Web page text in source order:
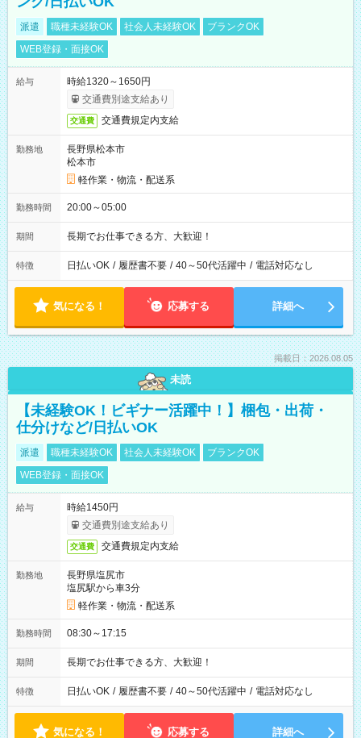
派遣 職種未経験OK 社会人未経験OK
ブランクOK
WEB登録・面接OK
給与
時給1320～1650円
交通費別途支給あり
交通費 交通費規定内支給
勤務地
長野県松本市
松本市
軽作業・物流・配送系
勤務時間 20:00～05:00
期間 長期でお仕事できる方、大歓迎！
特徴 日払いOK / 履歴書不要 / 40～50代活躍中 / 電話対応なし
気になる！ 応募する 詳細へ
掲載日：2026.08.05
未読
【未経験OK！ビギナー活躍中！】梱包・出荷・
仕分けなど/日払いOK
派遣 職種未経験OK 社会人未経験OK
ブランクOK
WEB登録・面接OK
給与
時給1450円
交通費別途支給あり
交通費 交通費規定内支給
勤務地
長野県塩尻市
塩尻駅から車3分
軽作業・物流・配送系
勤務時間 08:30～17:15
期間 長期でお仕事できる方、大歓迎！
特徴 日払いOK / 履歴書不要 / 40～50代活躍中 / 電話対応なし
気になる！ 応募する 詳細へ